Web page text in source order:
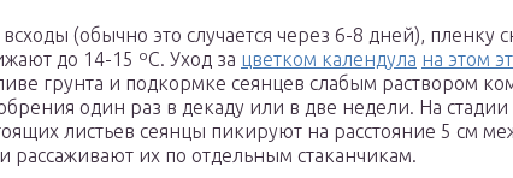
всходы (обычно это случается через 6-8 дней), пленку
до 14-15 ºC. Уход за цветком календула на этом
грунта и подкормке сеянцев слабым раствором
один раз в декаду или в две недели. На стадии
листьев сеянцы пикируют на расстояние 5 см
рассаживают их по отдельным стаканчикам.